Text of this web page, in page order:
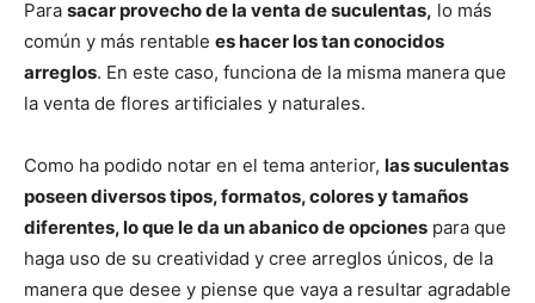
Para sacar provecho de la venta de suculentas, lo más
común y más rentable es hacer los tan conocidos
arreglos. En este caso, funciona de la misma manera que
la venta de flores artificiales y naturales.
Como ha podido notar en el tema anterior, las suculentas
poseen diversos tipos, formatos, colores y tamaños
diferentes, lo que le da un abanico de opciones para que
haga uso de su creatividad y cree arreglos únicos, de la
manera que desee y piense que vaya a resultar agradable